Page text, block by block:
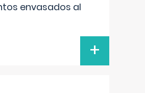
envasados al
+